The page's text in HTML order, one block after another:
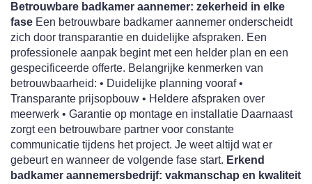
Betrouwbare badkamer aannemer: zekerheid in elke
fase
zich door transparantie en duidelijke afspraken. Een
professionele aanpak begint met een helder plan en een
gespecificeerde offerte. Belangrijke kenmerken van
betrouwbaarheid: • Duidelijke planning vooraf •
Transparante prijsopbouw • Heldere afspraken over
meerwerk • Garantie op montage en installatie Daarnaast
zorgt een betrouwbare partner voor constante
communicatie tijdens het project. Je weet altijd wat er
gebeurt en wanneer de volgende fase start. Erkend
badkamer aannemersbedrijf: vakmanschap en kwaliteit